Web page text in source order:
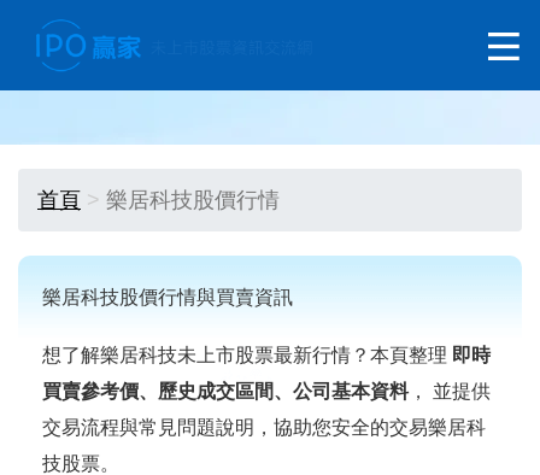
首頁 樂居科技股價行情
樂居科技股價行情與買賣資訊
想了解樂居科技未上市股票最新行情？本頁整理 即時
買賣參考價、歷史成交區間、公司基本資料， 並提供
交易流程與常見問題說明，協助您安全的交易樂居科
技股票。